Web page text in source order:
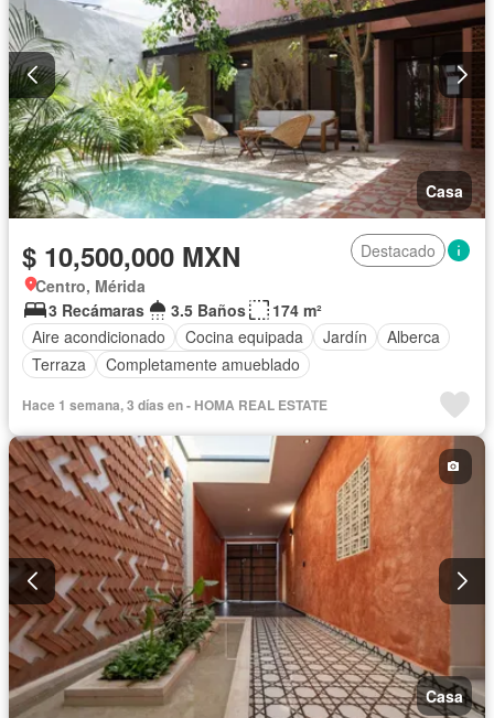
Casa
$ 10,500,000 MXN
Destacado
Centro, Mérida
3 Recámaras
3.5 Baños
174 m²
Aire acondicionado
Cocina equipada Jardín
Alberca
Terraza
Completamente amueblado
Hace 1 semana, 3 días en - HOMA REAL ESTATE
Casa